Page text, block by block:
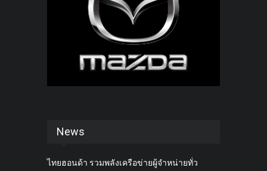
News
ไทยฮอนด้า รวมพลังเครือข่ายผู้จำหน่ายทั่ว